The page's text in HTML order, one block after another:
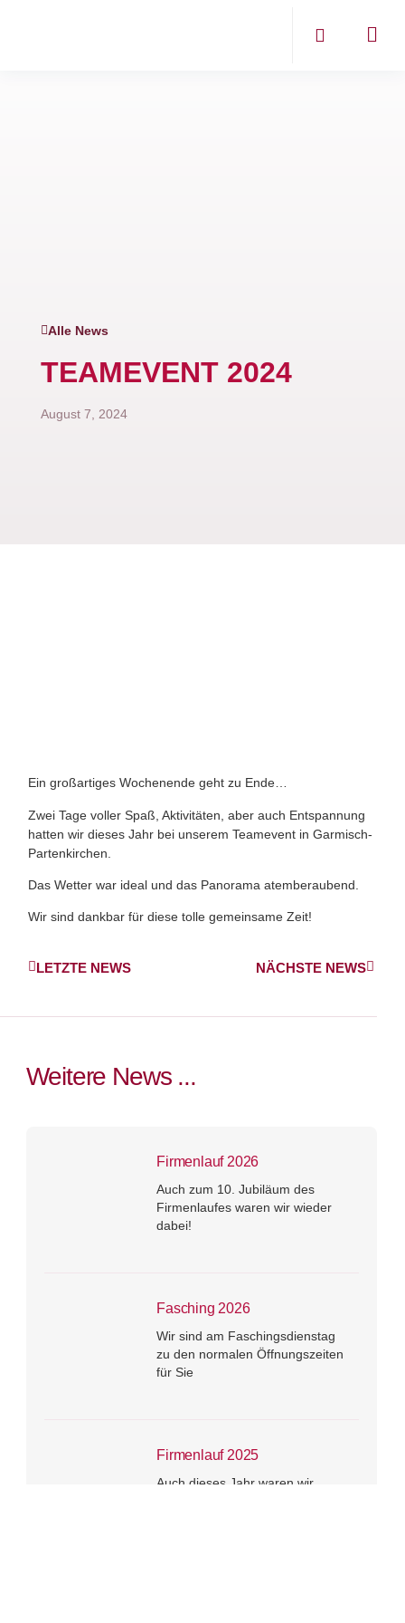
Alle News
TEAMEVENT 2024
August 7, 2024
Ein großartiges Wochenende geht zu Ende…
Zwei Tage voller Spaß, Aktivitäten, aber auch Entspannung
hatten wir dieses Jahr bei unserem Teamevent in Garmisch-
Partenkirchen.
Das Wetter war ideal und das Panorama atemberaubend.
Wir sind dankbar für diese tolle gemeinsame Zeit!
LETZTE NEWS NÄCHSTE NEWS
Weitere News ...
Firmenlauf 2026
Auch zum 10. Jubiläum des
Firmenlaufes waren wir wieder
dabei!
Fasching 2026
Wir sind am Faschingsdienstag
zu den normalen Öffnungszeiten
für Sie
Firmenlauf 2025
Auch dieses Jahr waren wir